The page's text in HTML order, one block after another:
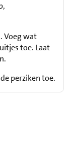
Voeg wat
toe. Laat
perziken toe.